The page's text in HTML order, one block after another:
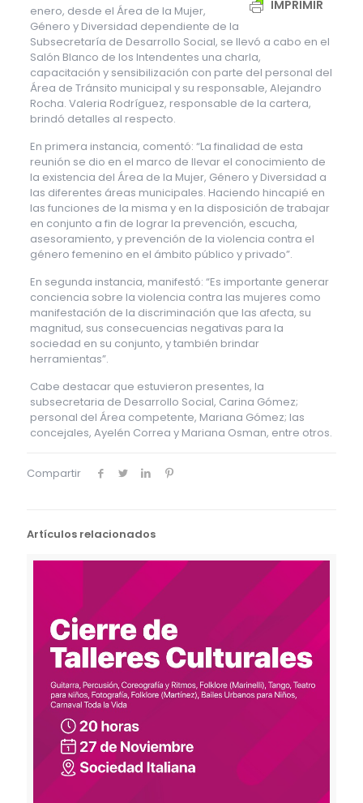
IMPRIMIR
enero, desde el Área de la Mujer,
Género y Diversidad dependiente de la
Subsecretaría de Desarrollo Social, se llevó a cabo en el
Salón Blanco de los Intendentes una charla,
capacitación y sensibilización con parte del personal del
Área de Tránsito municipal y su responsable, Alejandro
Rocha. Valeria Rodríguez, responsable de la cartera,
brindó detalles al respecto.
En primera instancia, comentó: “La finalidad de esta
reunión se dio en el marco de llevar el conocimiento de
la existencia del Área de la Mujer, Género y Diversidad a
las diferentes áreas municipales. Haciendo hincapié en
las funciones de la misma y en la disposición de trabajar
en conjunto a fin de lograr la prevención, escucha,
asesoramiento, y prevención de la violencia contra el
género femenino en el ámbito público y privado”.
En segunda instancia, manifestó: “Es importante generar
conciencia sobre la violencia contra las mujeres como
manifestación de la discriminación que las afecta, su
magnitud, sus consecuencias negativas para la
sociedad en su conjunto, y también brindar
herramientas”.
Cabe destacar que estuvieron presentes, la
subsecretaria de Desarrollo Social, Carina Gómez;
personal del Área competente, Mariana Gómez; las
concejales, Ayelén Correa y Mariana Osman, entre otros.
Compartir
Artículos relacionados